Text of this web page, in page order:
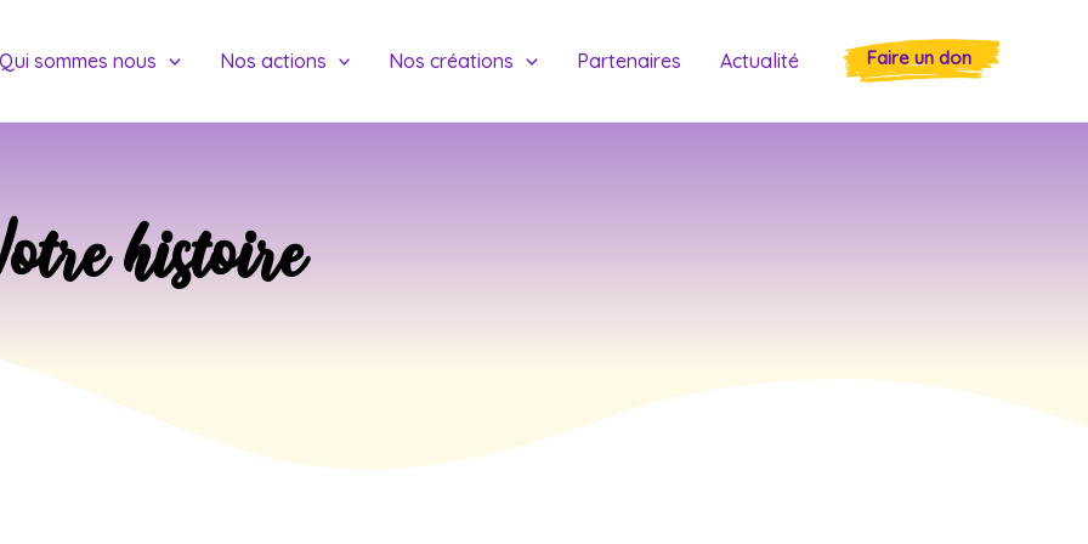
Qui sommes nous Nos actions Nos créations Partenaires Actualité Faire un don
histoire